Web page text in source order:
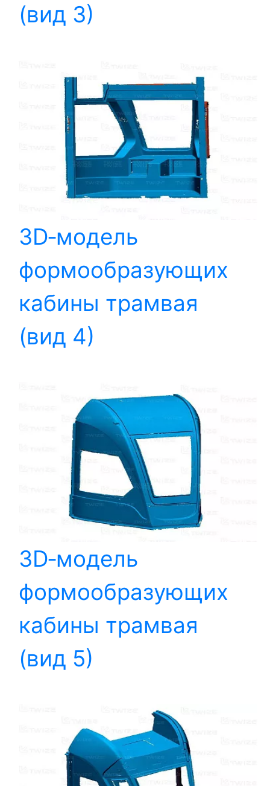
(вид 3)
3D‑модель
формообразующих
кабины трамвая
(вид 4)
3D‑модель
формообразующих
кабины трамвая
(вид 5)